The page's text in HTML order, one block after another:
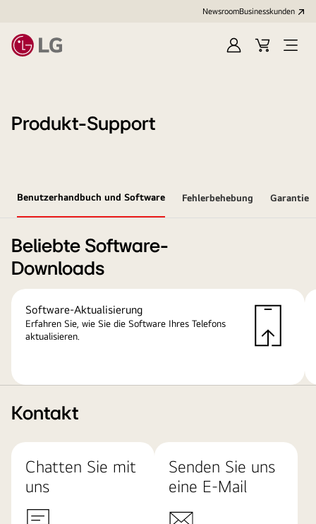
NewsroomBusinesskunden
AnmeldenWarenkorb
Menü
Produkt-Support
Benutzerhandbuch und Software Fehlerbehebung Garantie
Beliebte Software-
Downloads
Software-Aktualisierung
Erfahren Sie, wie Sie die Software Ihres Telefons
aktualisieren.
Kontakt
Chatten Sie mit
uns
Senden Sie uns
eine E-Mail